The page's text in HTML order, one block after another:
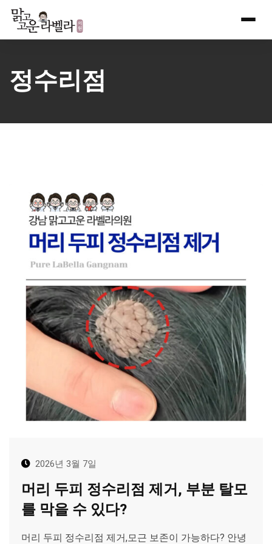
Skip
content
정수리점
2026년 3월 7일
머리 두피 정수리점 제거, 부분 탈모
를 막을 수 있다?
머리 두피 정수리점 제거,모근 보존이 가능하다? 안녕